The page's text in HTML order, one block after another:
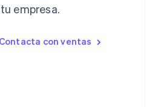
empresa.
con ventas